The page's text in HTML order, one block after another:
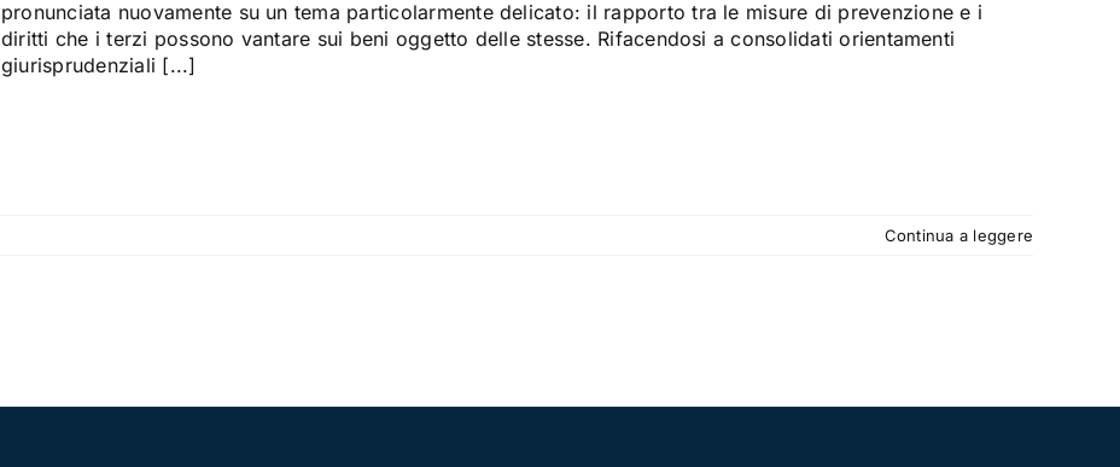
pronunciata nuovamente su un tema particolarmente delicato: il rapporto tra le misure di prevenzione e i
diritti che i terzi possono vantare sui beni oggetto delle stesse. Rifacendosi a consolidati orientamenti
giurisprudenziali [...]
Continua a leggere